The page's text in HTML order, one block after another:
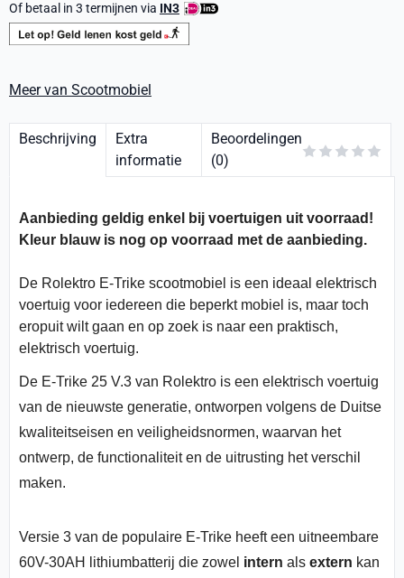
Of betaal in 3 termijnen via IN3
Meer van Scootmobiel
Beschrijving
Extra
informatie
Beoordelingen
(0)
Aanbieding geldig enkel bij voertuigen uit voorraad!
Kleur blauw is nog op voorraad met de aanbieding.
De Rolektro E-Trike scootmobiel is een ideaal elektrisch
voertuig voor iedereen die beperkt mobiel is, maar toch
eropuit wilt gaan en op zoek is naar een praktisch,
elektrisch voertuig.
De E-Trike 25 V.3 van Rolektro is een elektrisch voertuig
van de nieuwste generatie, ontworpen volgens de Duitse
kwaliteitseisen en veiligheidsnormen, waarvan het
ontwerp, de functionaliteit en de uitrusting het verschil
maken.
Versie 3 van de populaire E-Trike heeft een uitneembare
60V-30AH lithiumbatterij die zowel intern als extern kan